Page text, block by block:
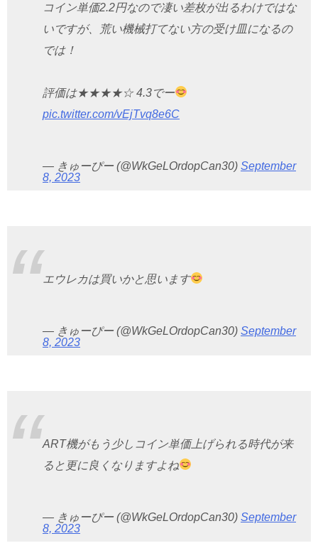
コイン単価2.2円なので凄い差枚が出るわけではな
いですが、荒い機械打てない方の受け皿になるの
では！
評価は★★★★☆ 4.3でー
pic.twitter.com/vEjTvq8e6C
— きゅーぴー (@WkGeLOrdopCan30) September
8, 2023
エウレカは買いかと思います
— きゅーぴー (@WkGeLOrdopCan30) September
8, 2023
ART機がもう少しコイン単価上げられる時代が来
ると更に良くなりますよね
— きゅーぴー (@WkGeLOrdopCan30) September
8, 2023